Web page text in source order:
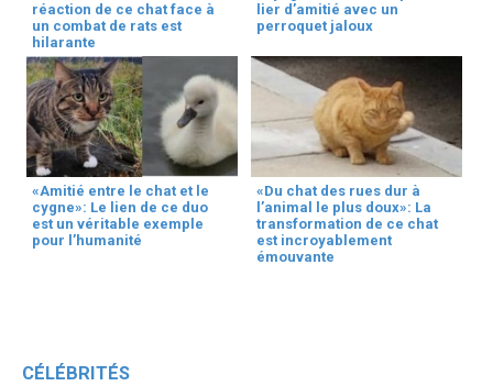
réaction de ce chat face à
un combat de rats est
hilarante
lier d’amitié avec un
perroquet jaloux
«Amitié entre le chat et le
cygne»: Le lien de ce duo
est un véritable exemple
pour l’humanité
«Du chat des rues dur à
l’animal le plus doux»: La
transformation de ce chat
est incroyablement
émouvante
CÉLÉBRITÉS